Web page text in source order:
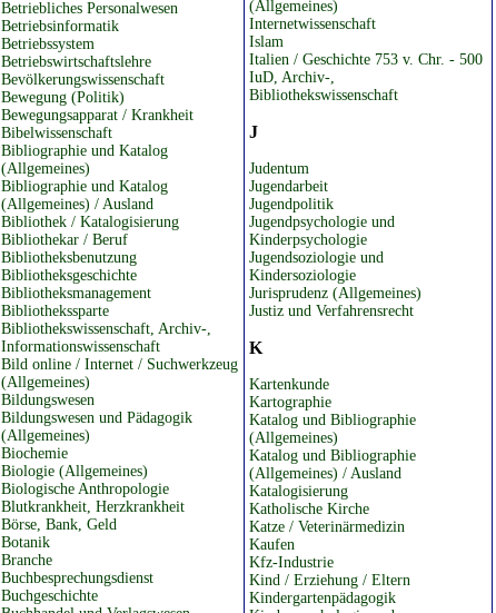
Betriebliches Personalwesen
Betriebsinformatik
Betriebssystem
Betriebswirtschaftslehre
Bevölkerungswissenschaft
Bewegung (Politik)
Bewegungsapparat / Krankheit
Bibelwissenschaft
Bibliographie und Katalog
(Allgemeines)
Bibliographie und Katalog
(Allgemeines) / Ausland
Bibliothek / Katalogisierung
Bibliothekar / Beruf
Bibliotheksbenutzung
Bibliotheksgeschichte
Bibliotheksmanagement
Bibliothekssparte
Bibliothekswissenschaft, Archiv-,
Informationswissenschaft
Bild online / Internet / Suchwerkzeug
(Allgemeines)
Bildungswesen
Bildungswesen und Pädagogik
(Allgemeines)
Biochemie
Biologie (Allgemeines)
Biologische Anthropologie
Blutkrankheit, Herzkrankheit
Börse, Bank, Geld
Botanik
Branche
Buchbesprechungsdienst
Buchgeschichte
(Allgemeines)
Internetwissenschaft
Islam
Italien / Geschichte 753 v. Chr. - 500
IuD, Archiv-,
Bibliothekswissenschaft
J
Judentum
Jugendarbeit
Jugendpolitik
Jugendpsychologie und
Kinderpsychologie
Jugendsoziologie und
Kindersoziologie
Jurisprudenz (Allgemeines)
Justiz und Verfahrensrecht
K
Kartenkunde
Kartographie
Katalog und Bibliographie
(Allgemeines)
Katalog und Bibliographie
(Allgemeines) / Ausland
Katalogisierung
Katholische Kirche
Katze / Veterinärmedizin
Kaufen
Kfz-Industrie
Kind / Erziehung / Eltern
Kindergartenpädagogik